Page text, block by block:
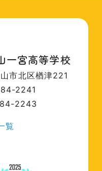
一宮高等学校
市北区楢津221
2241
2243
覧